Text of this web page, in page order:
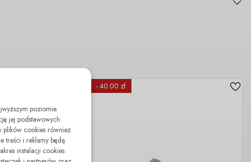
- 40.00 zł
poziomie.
jej podstawowych
plików cookies również
treści i reklamy będą
instalacji cookies